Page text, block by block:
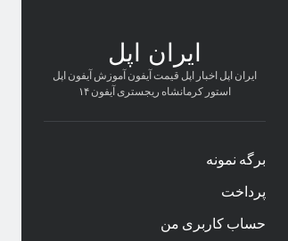
ایران اپل
ایران اپل اخبار اپل قیمت آیفون آموزش آیفون اپل
استور کرمانشاه ریجستری آیفون ۱۴
برگه نمونه
پرداخت
حساب کاربری من